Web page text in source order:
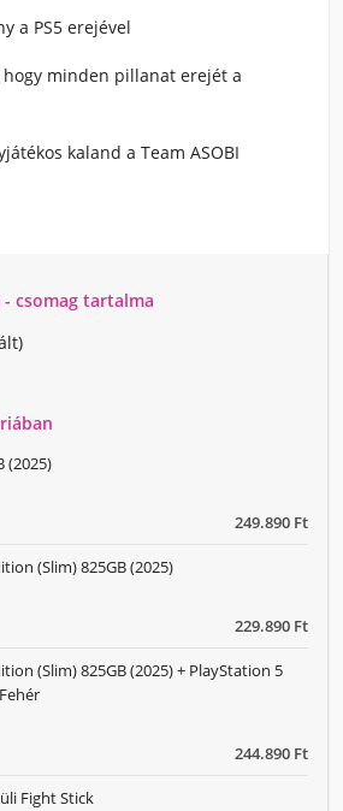
a PS5 erejével
hogy minden pillanat erejét a
kaland a Team ASOBI
csomag tartalma
249.890 Ft
(2025)
229.890 Ft
(Slim) 825GB (2025)
244.890 Ft
(Slim) 825GB (2025) + PlayStation 5
Fight Stick